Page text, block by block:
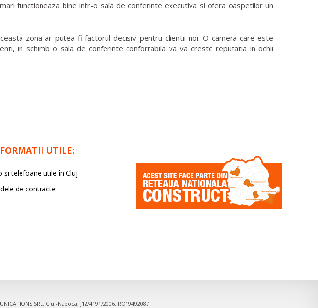
functioneaza bine intr-o sala de conferinte executiva si ofera oaspetilor un
zona ar putea fi factorul decisiv pentru clientii noi. O camera care este
in schimb o sala de conferinte confortabila va va creste reputatia in ochii
UTILE:
și telefoane utile în Cluj
de contracte
SRL, Cluj-Napoca, J12/4191/2006, RO19492087